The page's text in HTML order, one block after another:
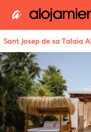
Sant Josep de sa Talaia